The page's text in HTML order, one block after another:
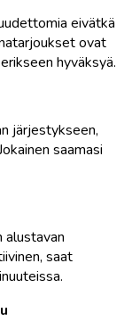
eivätkä
ovat
hyväksyä.
järjestykseen,
saamasi
alustavan
saat